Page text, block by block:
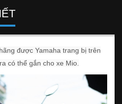
được Yamaha trang bị trên
có thể gắn cho xe Mio.